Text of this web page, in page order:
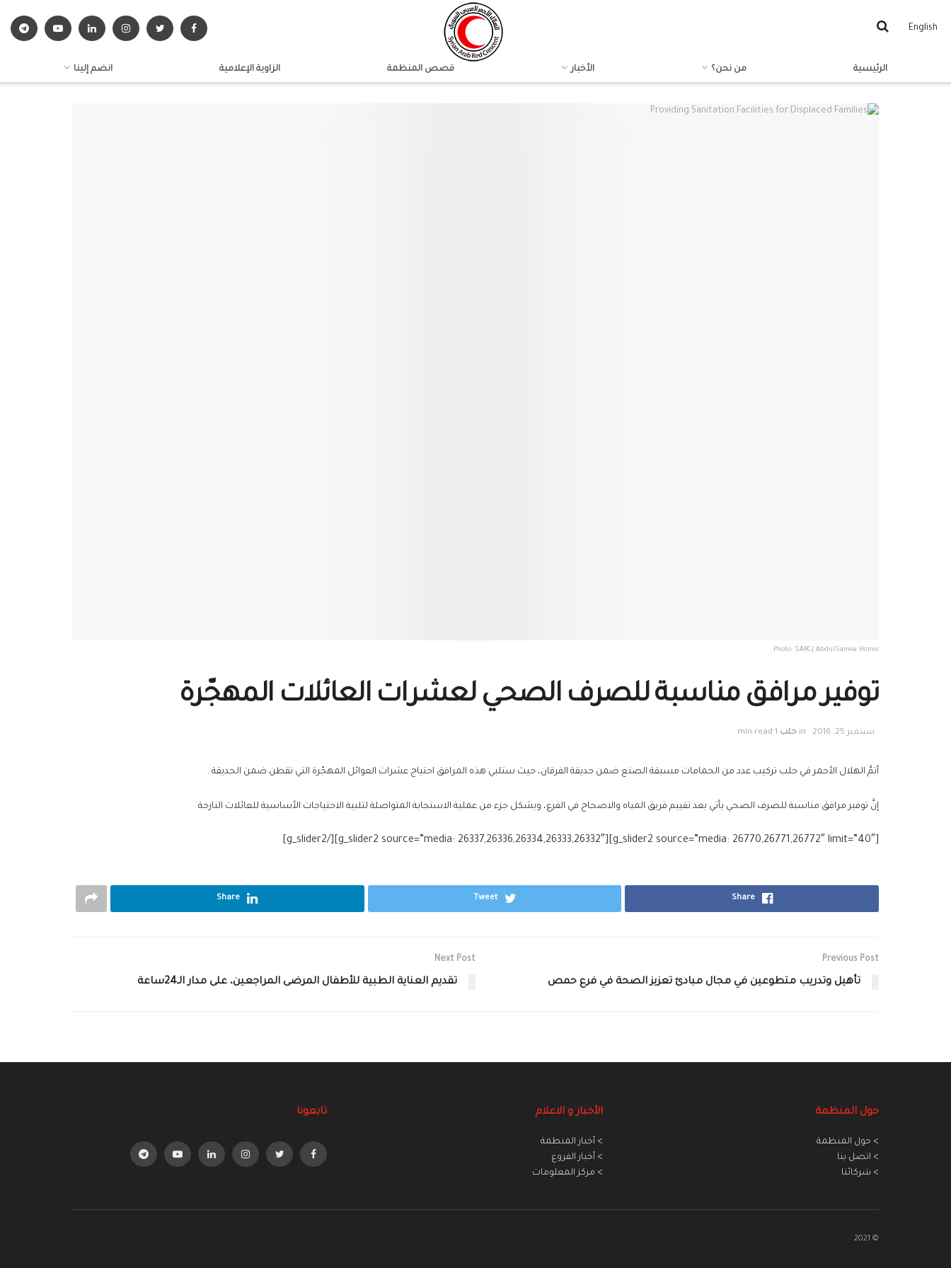
English
الرئيسية من نحن؟ الأخبار قصص المنظمة الزاوية الإعلامية انضم إلينا
Photo: SARC| AbdulSamea Homsi
توفير مرافق مناسبة للصرف الصحي لعشرات العائلات المهجّرة
سبتمبر 25, 2016 in حلب 1 min read
أتمَّ الهلال الأحمر في حلب تركيب عدد من الحمامات مسبقة الصنع ضمن حديقة الفرقان، حيث ستلبي هذه المرافق احتياج عشرات العوائل المهجّرة التي تقطن ضمن الحديقة .
إنَّ توفير مرافق مناسبة للصرف الصحي يأتي بعد تقييم فريق المياه والاصحاح في الفرع، ويشكل جزء من عملية الاستجابة المتواصلة لتلبية الاحتياجات الأساسية للعائلات النازحة
[g_slider2 source=”media: 26770,26771,26772″ limit=”40″][g_slider2 source=”media: 26337,26336,26334,26333,26332″][/g_slider2]
Share
Tweet
Share
Previous Post
تأهيل وتدريب متطوعين في مجال مبادئ تعزيز الصحة في فرع حمص‎
Next Post
تقديم العناية الطبية للأطفال المرضى المراجعين، على مدار الـ24ساعة
حول المنظمة
> حول المنظمة
> اتصل بنا
> شركائنا
الأخبار و الاعلام
> أخبار المنطمة
> أخبار الفروع
> مركز المعلومات
تابعونا
© 2021